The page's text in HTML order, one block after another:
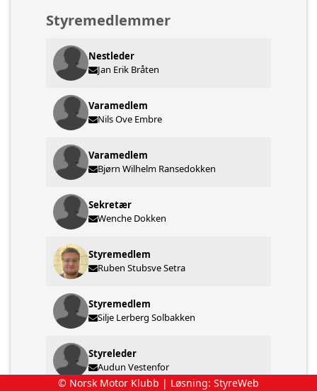
Styremedlemmer
Nestleder
Jan Erik Bråten
Varamedlem
Nils Ove Embre
Varamedlem
Bjørn Wilhelm Ransedokken
Sekretær
Wenche Dokken
Styremedlem
Ruben Stubsve Setra
Styremedlem
Silje Lerberg Solbakken
Styreleder
Audun Vestenfor
© Norsk Motor Klubb | Løsning: StyreWeb